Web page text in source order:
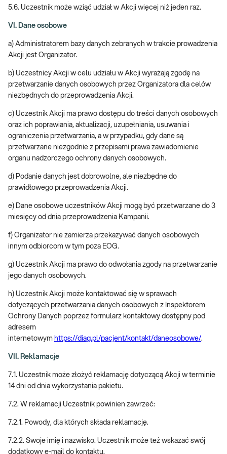
5.6. Uczestnik może wziąć udział w Akcji więcej niż jeden raz.
VI. Dane osobowe
a) Administratorem bazy danych zebranych w trakcie prowadzenia
Akcji jest Organizator.
b) Uczestnicy Akcji w celu udziału w Akcji wyrażają zgodę na
przetwarzanie danych osobowych przez Organizatora dla celów
niezbędnych do przeprowadzenia Akcji.
c) Uczestnik Akcji ma prawo dostępu do treści danych osobowych
oraz ich poprawiania, aktualizacji, uzupełniania, usuwania i
ograniczenia przetwarzania, a w przypadku, gdy dane są
przetwarzane niezgodnie z przepisami prawa zawiadomienie
organu nadzorczego ochrony danych osobowych.
d) Podanie danych jest dobrowolne, ale niezbędne do
prawidłowego przeprowadzenia Akcji.
e) Dane osobowe uczestników Akcji mogą być przetwarzane do 3
miesięcy od dnia przeprowadzenia Kampanii.
f) Organizator nie zamierza przekazywać danych osobowych
innym odbiorcom w tym poza EOG.
g) Uczestnik Akcji ma prawo do odwołania zgody na przetwarzanie
jego danych osobowych.
h) Uczestnik Akcji może kontaktować się w sprawach
dotyczących przetwarzania danych osobowych z Inspektorem
Ochrony Danych poprzez formularz kontaktowy dostępny pod
adresem
internetowym https://diag.pl/pacjent/kontakt/daneosobowe/.
VII. Reklamacje
7.1. Uczestnik może złożyć reklamację dotyczącą Akcji w terminie
14 dni od dnia wykorzystania pakietu.
7.2. W reklamacji Uczestnik powinien zawrzeć:
7.2.1. Powody, dla których składa reklamację.
7.2.2. Swoje imię i nazwisko. Uczestnik może też wskazać swój
dodatkowy e-mail do kontaktu.